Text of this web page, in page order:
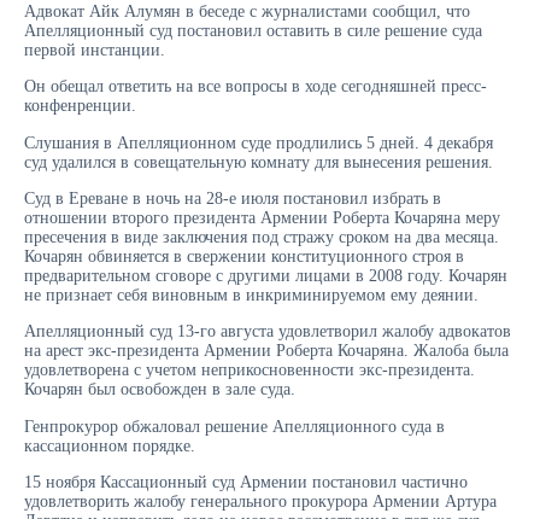
Адвокат Айк Алумян в беседе с журналистами сообщил, что
Апелляционный суд постановил оставить в силе решение суда
первой инстанции.
Он обещал ответить на все вопросы в ходе сегодняшней пресс-
конфенренции.
Слушания в Апелляционном суде продлились 5 дней. 4 декабря
суд удалился в совещательную комнату для вынесения решения.
Суд в Ереване в ночь на 28-е июля постановил избрать в
отношении второго президента Армении Роберта Кочаряна меру
пресечения в виде заключения под стражу сроком на два месяца.
Кочарян обвиняется в свержении конституционного строя в
предварительном сговоре с другими лицами в 2008 году. Кочарян
не признает себя виновным в инкриминируемом ему деянии.
Апелляционный суд 13-го августа удовлетворил жалобу адвокатов
на арест экс-президента Армении Роберта Кочаряна. Жалоба была
удовлетворена с учетом неприкосновенности экс-президента.
Кочарян был освобожден в зале суда.
Генпрокурор обжаловал решение Апелляционного суда в
кассационном пoрядке.
15 ноября Кассационный суд Армении постановил частично
удовлетворить жалобу генерального прокурора Армении Артура